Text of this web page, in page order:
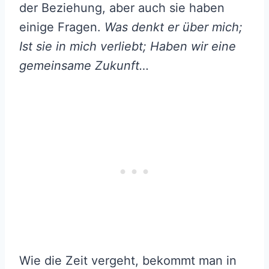
der Beziehung, aber auch sie haben
einige Fragen. Was denkt er über mich;
Ist sie in mich verliebt; Haben wir eine
gemeinsame Zukunft…
Wie die Zeit vergeht, bekommt man in